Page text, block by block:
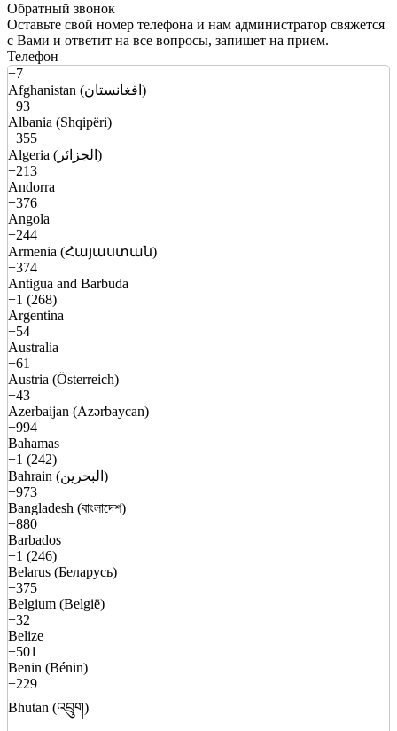
Обратный звонок
Оставьте свой номер телефона и нам администратор свяжется
с Вами и ответит на все вопросы, запишет на прием.
Телефон
+7
Afghanistan (افغانستان)
+93
Albania (Shqipëri)
+355
Algeria (الجزائر)
+213
Andorra
+376
Angola
+244
Armenia (Հայաստան)
+374
Antigua and Barbuda
+1 (268)
Argentina
+54
Australia
+61
Austria (Österreich)
+43
Azerbaijan (Azərbaycan)
+994
Bahamas
+1 (242)
Bahrain (البحرين)
+973
Bangladesh (বাংলাদেশ)
+880
Barbados
+1 (246)
Belarus (Беларусь)
+375
Belgium (België)
+32
Belize
+501
Benin (Bénin)
+229
Bhutan (འབྲུག)